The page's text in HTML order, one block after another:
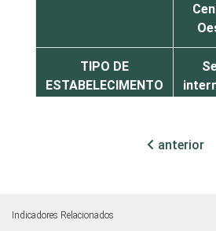
TIPO DE
ESTABELECIMENTO
anterior
Indicadores Relacionados